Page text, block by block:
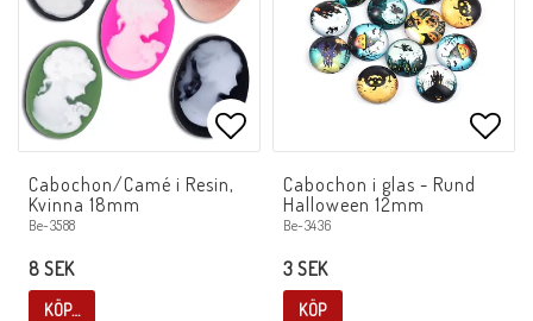
Lägg till i favoritlistan
Cabochon/Camé i Resin,
Kvinna 18mm
Be-3588
8 SEK
KÖP…
Cabochon i glas - Rund
Halloween 12mm
Be-3436
3 SEK
KÖP